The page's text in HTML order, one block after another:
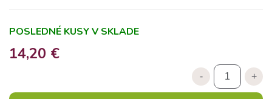
POSLEDNÉ KUSY V SKLADE
14,20 €
- +